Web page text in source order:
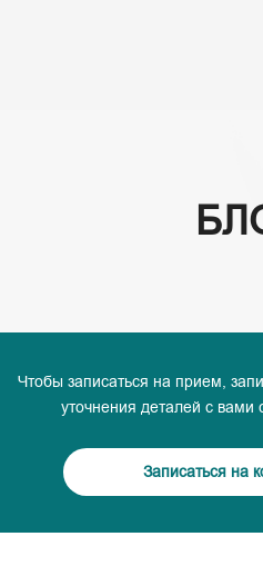
Чтобы записаться на прием,
уточнения деталей с вами
Записаться на